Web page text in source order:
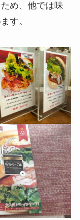
め、他では味
す。